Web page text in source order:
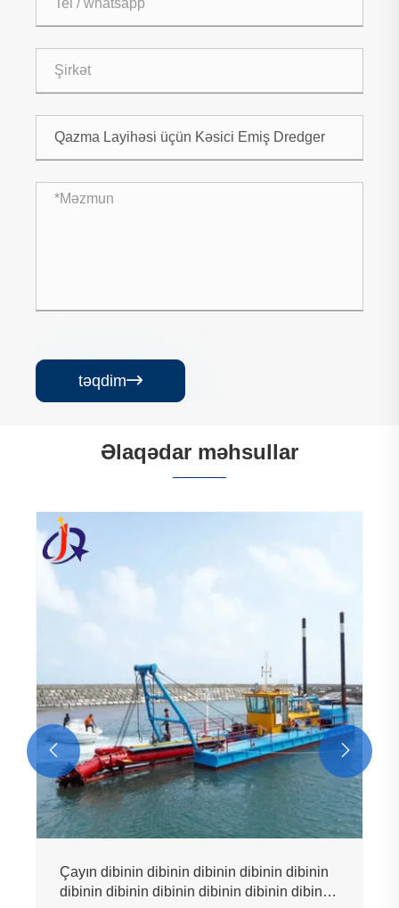
təqdim
Əlaqədar məhsullar
Çayın dibinin dibinin dibinin dibinin dibinin
dibinin dibinin dibinin dibinin dibinin dibinin
 